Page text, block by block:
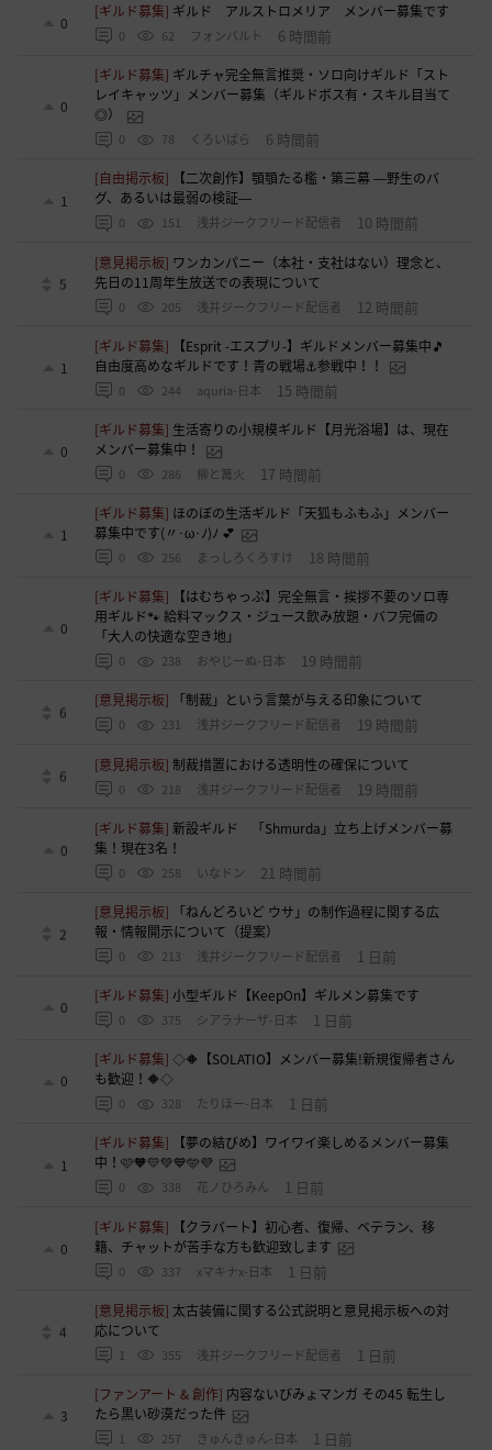
0
[ギルド募集] ギルド アルストロメリア メンバー募集です
0 62 フォンバルト 6 時間前
0
[ギルド募集] ギルチャ完全無言推奨・ソロ向けギルド「スト
レイキャッツ」メンバー募集（ギルドボス有・スキル目当て
◎）
0 78 くろいばら 6 時間前
1
[自由掲示板]
【二次創作】顎顎たる檻・第三幕 ―野生のバ
グ、あるいは最弱の検証―
0 151 浅井ジークフリード配信者 10 時間前
5
[意見掲示板] ワンカンパニー（本社・支社はない）理念と、
先日の11周年生放送での表現について
0 205 浅井ジークフリード配信者 12 時間前
1
[ギルド募集]
【Esprit -エスプリ-】ギルドメンバー募集中🎵
自由度高めなギルドです！青の戦場⚓参戦中！！
0 244 aquria-日本 15 時間前
0
[ギルド募集] 生活寄りの小規模ギルド【月光浴場】は、現在
メンバー募集中！
0 286 柳と篝火 17 時間前
1
[ギルド募集] ほのぼの生活ギルド「天狐もふもふ」メンバー
募集中です(〃･ω･ﾉ)ﾉ 💕
0 256 まっしろくろすけ 18 時間前
0
[ギルド募集]
【はむちゃっぷ】完全無言・挨拶不要のソロ専
用ギルド🐾 給料マックス・ジュース飲み放題・バフ完備の
「大人の快適な空き地」
0 238 おやじーぬ-日本 19 時間前
6
[意見掲示板] 「制裁」という言葉が与える印象について
0 231 浅井ジークフリード配信者 19 時間前
6
[意見掲示板]制裁措置における透明性の確保について
0 218 浅井ジークフリード配信者 19 時間前
0
[ギルド募集]新設ギルド 「Shmurda」立ち上げメンバー募
集！現在3名！
0 258 いなドン 21 時間前
2
[意見掲示板]
「ねんどろいど ウサ」の制作過程に関する広
報・情報開示について（提案）
0 213 浅井ジークフリード配信者 1 日前
0
[ギルド募集]小型ギルド【KeepOn】ギルメン募集です
0 375 シアラナーザ-日本 1 日前
0
[ギルド募集]◇🔶【SOLATIO】メンバー募集!新規復帰者さん
も歓迎！🔶◇
0 328 たりほー-日本 1 日前
1
[ギルド募集]
【夢の結びめ】ワイワイ楽しめるメンバー募集
中！🩷🧡💛💚💙🩵💜
0 338 花ノひろみん 1 日前
0
[ギルド募集]
【クラバート】初心者、復帰、ベテラン、移
籍、チャットが苦手な方も歓迎致します
0 337 xマキナx-日本 1 日前
4
[意見掲示板] 太古装備に関する公式説明と意見掲示板への対
応について
1 355 浅井ジークフリード配信者 1 日前
3
[ファンアート & 創作] 内容ないびみょマンガ その45 転生し
たら黒い砂漠だった件
1 257 きゅんきゅん-日本 1 日前